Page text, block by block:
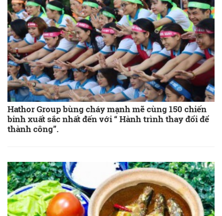
Hathor Group bùng cháy mạnh mẽ cùng 150 chiến
binh xuất sắc nhất đến với “ Hành trình thay đổi để
thành công”.